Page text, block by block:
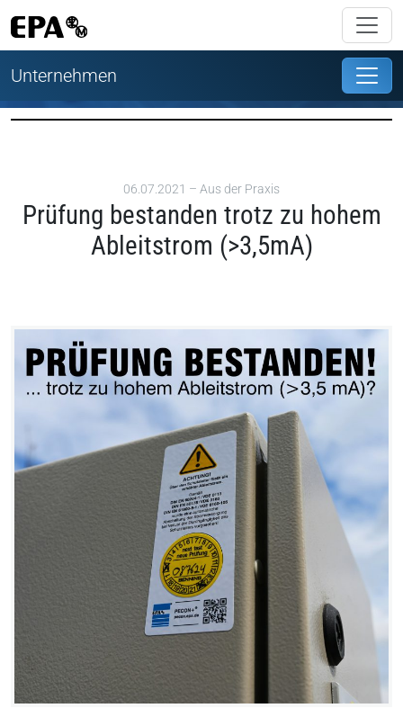
Unternehmen
06.07.2021 – Aus der Praxis
Prüfung bestanden trotz zu hohem
Ableitstrom (>3,5mA)